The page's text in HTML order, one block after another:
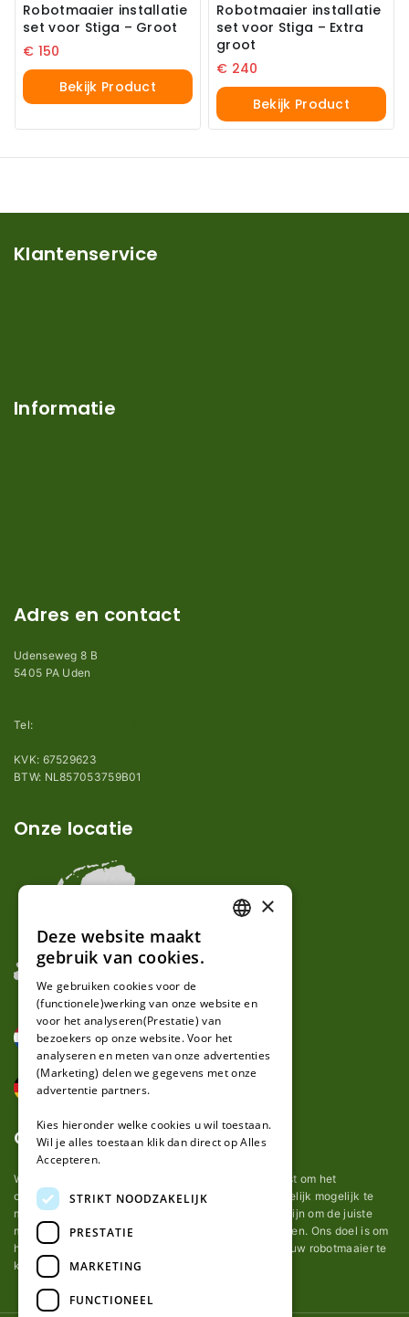
Robotmaaier installatie
set voor Stiga – Groot
€ 150
Bekijk Product
Robotmaaier installatie
set voor Stiga – Extra
groot
€ 240
Bekijk Product
Klantenservice
Informatie
Adres en contact
Udenseweg 8 B
5405 PA Uden
Tel:
KVK: 67529623
BTW: NL857053759B01
Onze locatie
Over ons
Wij van robotmaaier-mesjes.nl doen ons uiterste best om het
onderhoud van robot grasmaaier mesjes zo gemakkelijk mogelijk te
maken. Uit ervaring merkten we hoe lastig het kan zijn om de juiste
messen voor een automatische grasmachine te vinden. Ons doel is om
het u makkelijk te maken om de goede mesjes voor uw robotmaaier te
kopen.
GERMAN
×
Deze website maakt
gebruik van cookies.
We gebruiken cookies voor de
(functionele)werking van onze website en
voor het analyseren(Prestatie) van
bezoekers op onze website. Voor het
analyseren en meten van onze advertenties
(Marketing) delen we gegevens met onze
advertentie partners.
Kies hieronder welke cookies u wil toestaan.
Wil je alles toestaan klik dan direct op Alles
Accepteren.
STRIKT NOODZAKELIJK
PRESTATIE
MARKETING
FUNCTIONEEL